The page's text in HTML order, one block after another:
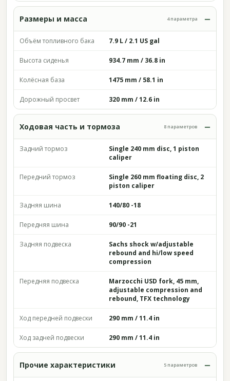
Размеры и масса 4 параметра
Объём топливного бака 7.9 L / 2.1 US gal
Высота сиденья 934.7 mm / 36.8 in
Колёсная база 1475 mm / 58.1 in
Дорожный просвет 320 mm / 12.6 in
Ходовая часть и тормоза 8 параметров
Задний тормоз
Single 240 mm disc, 1 piston
caliper
Передний тормоз
Single 260 mm floating disc, 2
piston caliper
Задняя шина 140/80 -18
Передняя шина 90/90 -21
Задняя подвеска
Sachs shock w/adjustable
rebound and hi/low speed
compression
Передняя подвеска
Marzocchi USD fork, 45 mm,
adjustable compression and
rebound, TFX technology
Ход передней подвески 290 mm / 11.4 in
Ход задней подвески 290 mm / 11.4 in
Прочие характеристики 5 параметров